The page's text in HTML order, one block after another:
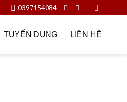
0397154084
TUYỂN DỤNG LIÊN HỆ